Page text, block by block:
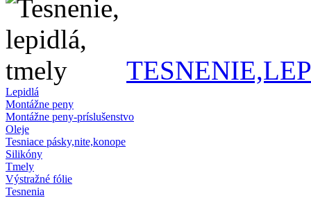
Lepidlá
Montážne peny
Montážne peny-príslušenstvo
Oleje
Tesniace pásky,nite,konope
Silikóny
Tmely
Výstražné fólie
Tesnenia